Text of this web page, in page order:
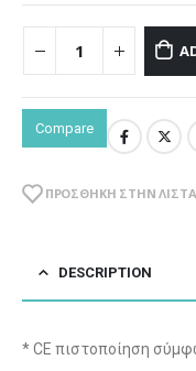
Compare
ΠΡΌΣΘΉΚΗ ΣΤΗΝ
DESCRIPTION
* CE πιστοποίηση